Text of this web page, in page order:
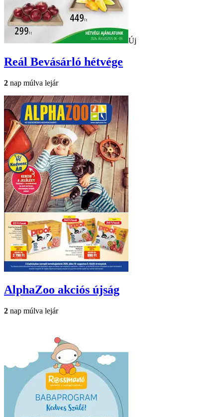
Új
Reál Bevásárló hétvége
2 nap múlva lejár
AlphaZoo akciós újság
2 nap múlva lejár